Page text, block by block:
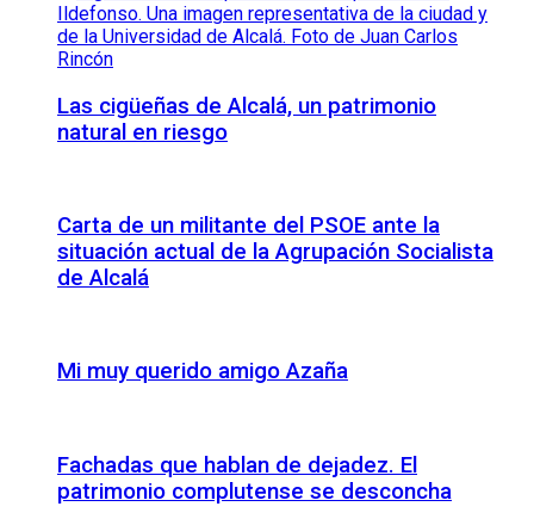
Las cigüeñas de Alcalá, un patrimonio
natural en riesgo
Carta de un militante del PSOE ante la
situación actual de la Agrupación Socialista
de Alcalá
Mi muy querido amigo Azaña
Fachadas que hablan de dejadez. El
patrimonio complutense se desconcha